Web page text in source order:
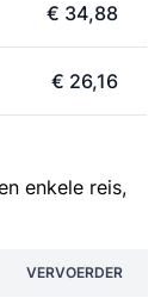
€ 34,88
€ 26,16
enkele reis,
VERVOERDER